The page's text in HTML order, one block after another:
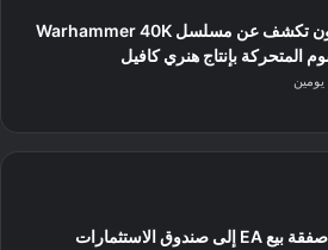
أمازون تكشف عن مسلسل Warhammer 40K
المتحركة بإنتاج هنري كافيل
يومين
إتمام صفقة بيع EA إلى صندوق الاستثمارات